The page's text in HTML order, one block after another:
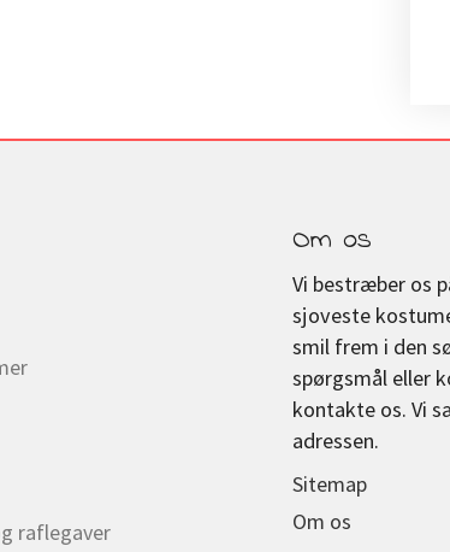
raflegaver
Om os
Vi bestræber os
sjoveste
smil frem i den
spørgsmål eller
kontakte os. Vi
adressen.
Sitemap
Om os